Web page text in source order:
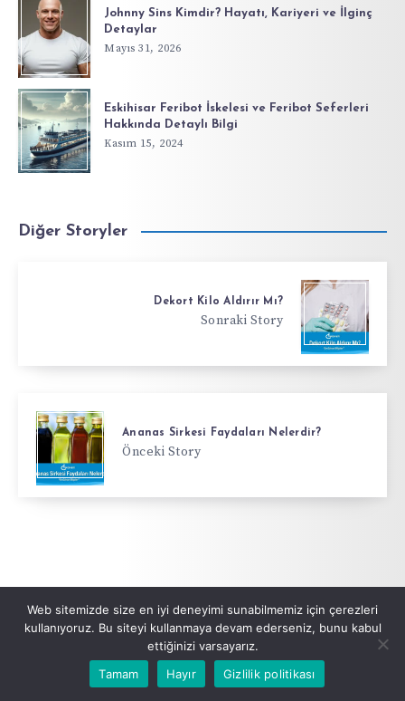
Johnny Sins Kimdir? Hayatı, Kariyeri ve İlginç
Detaylar
Mayıs 31, 2026
Eskihisar Feribot İskelesi ve Feribot Seferleri
Hakkında Detaylı Bilgi
Kasım 15, 2024
Diğer Storyler
Dekort Kilo Aldırır Mı?
Sonraki Story
Ananas Sirkesi Faydaları Nelerdir?
Önceki Story
Kullananların Yorumları
Mayıs 29, 2026
Web sitemizde size en iyi deneyimi sunabilmemiz için çerezleri
kullanıyoruz. Bu siteyi kullanmaya devam ederseniz, bunu kabul
ettiğinizi varsayarız.
Tamam
Hayır Gizlilik politikası